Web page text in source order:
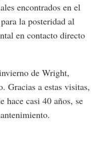
encontrados en el
la posteridad al
en contacto directo
de Wright,
Gracias a estas visitas,
hace casi 40 años, se